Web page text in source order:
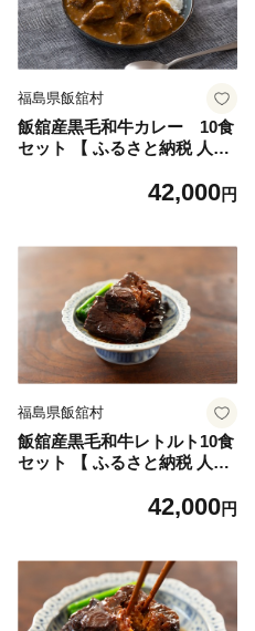
福島県飯舘村
飯舘産黒毛和牛カレー 10食
セット 【 ふるさと納税 人気
ビーフカレー 和牛 黒毛和牛
常備菜 福島 飯舘村 】 ITTAH
42,000円
福島県飯舘村
飯舘産黒毛和牛レトルト10食
セット 【 ふるさと納税 人気
レー ビーフカレー キーマカ
菜 福島 飯舘村 】 ITTAH005
42,000円